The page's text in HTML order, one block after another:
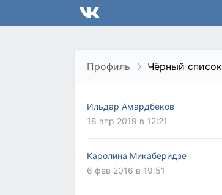
Профиль Чёрный список
Ильдар Амардбеков
18 апр 2019 в 12:21
Каролина Микаберидзе
6 фев 2016 в 19:51